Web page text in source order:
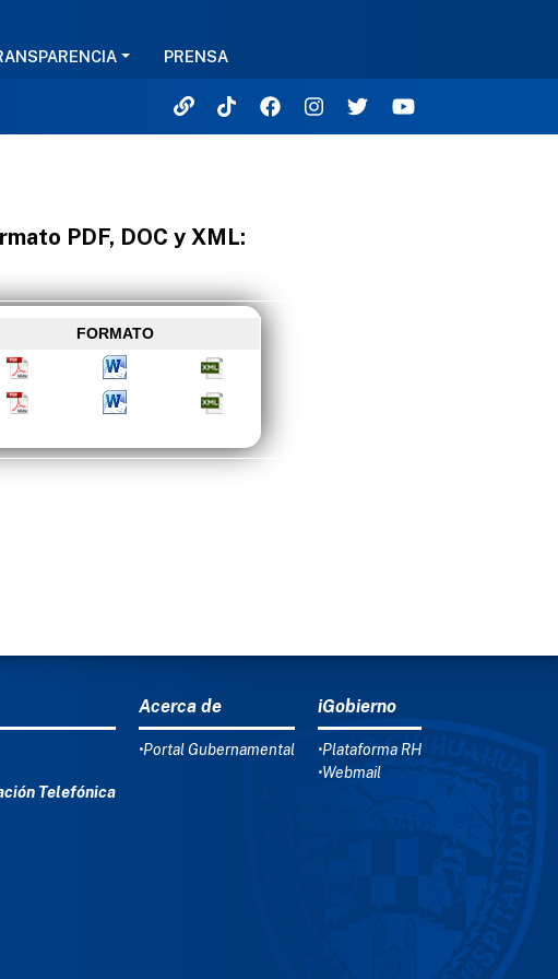
PRENSA
PDF, DOC y XML:
FORMATO
Telefónica
Acerca de
•Portal Gubernamental
iGobierno
•Plataforma RH
•Webmail